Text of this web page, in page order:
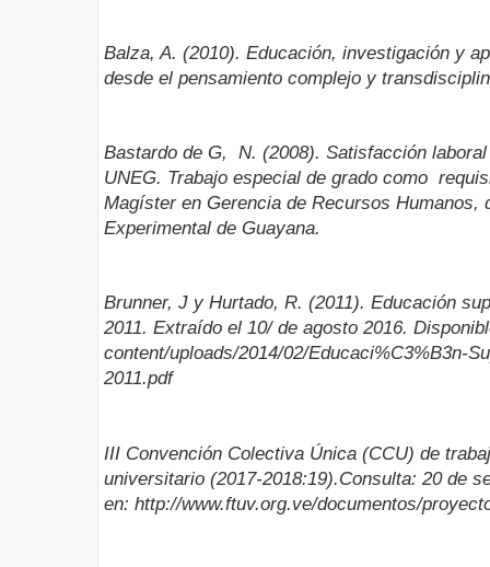
Balza, A. (2010). Educación, investigación y
desde el pensamiento complejo y
Bastardo de G, N. (2008). Satisfacción
UNEG. Trabajo especial de grado como
Magíster en Gerencia de Recursos
Experimental de Guayana.
Brunner, J y Hurtado, R. (2011). Educación
2011. Extraído el 10/ de agosto 2016.
content/uploads/2014/02/Educaci%C3%B3n-
2011.pdf
III Convención Colectiva Única (CCU) de
universitario (2017-2018:19).Consulta: 20 de
en: http://www.ftuv.org.ve/documentos/